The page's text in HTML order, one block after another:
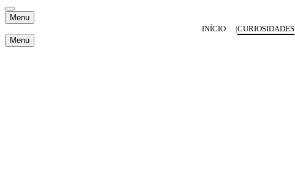
Menu
INÍCIO
CURIOSIDADES
Menu